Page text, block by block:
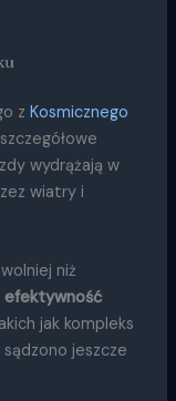
zKosmicznego
wydrążają w
wiatry i
niż
efektywność
jak kompleks
sądzono jeszcze